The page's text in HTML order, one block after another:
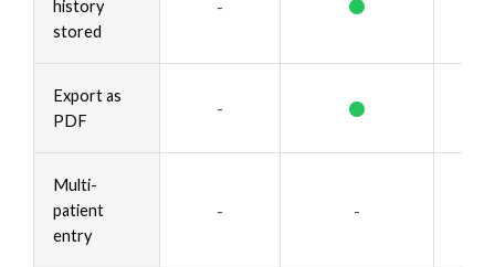
history
stored
-
Export as
PDF
- •
Multi-
patient
entry
- -